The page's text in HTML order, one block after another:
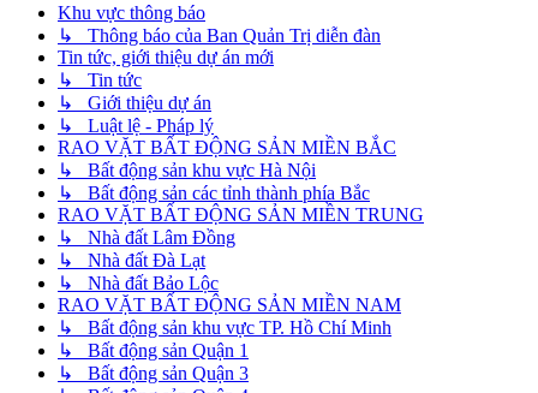
Khu vực thông báo
↳ Thông báo của Ban Quản Trị diễn đàn
Tin tức, giới thiệu dự án mới
↳ Tin tức
↳ Giới thiệu dự án
↳ Luật lệ - Pháp lý
RAO VẶT BẤT ĐỘNG SẢN MIỀN BẮC
↳ Bất động sản khu vực Hà Nội
↳ Bất động sản các tỉnh thành phía Bắc
RAO VẶT BẤT ĐỘNG SẢN MIỀN TRUNG
↳ Nhà đất Lâm Đồng
↳ Nhà đất Đà Lạt
↳ Nhà đất Bảo Lộc
RAO VẶT BẤT ĐỘNG SẢN MIỀN NAM
↳ Bất động sản khu vực TP. Hồ Chí Minh
↳ Bất động sản Quận 1
↳ Bất động sản Quận 3